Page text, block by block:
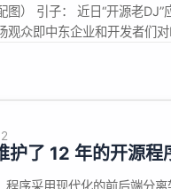
图） 引子： 近日“开源老
观众即中东企业和开发者们
中资驻沙特科技企业等进行
护了 12 年的开源
程序采用现代化的前后端分